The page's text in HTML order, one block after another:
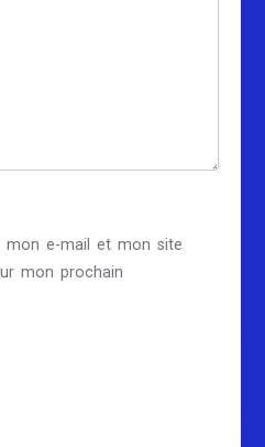
mon e-mail et mon site
mon prochain